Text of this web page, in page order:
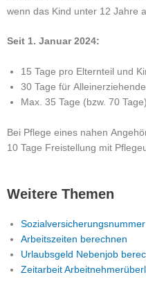
wenn das Kind unter 12 Jahre
Seit 1. Januar 2024:
15 Tage pro Elternteil und
30 Tage für Alleinerziehende
Max. 35 Tage (bzw. 70
Bei Pflege eines nahen
10 Tage Freistellung mit
Weitere Themen
Sozialversicherungsnummer
Arbeitszeiten berechnen
Urlaubsgeld Nebenjob
Zeitarbeit